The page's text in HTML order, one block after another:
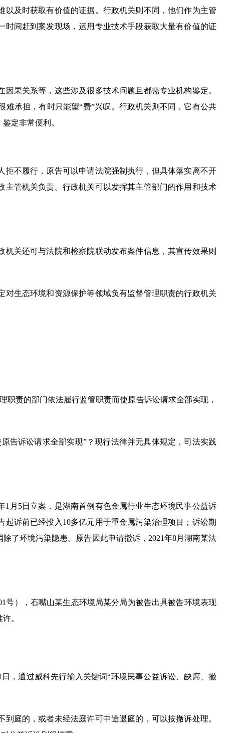
及时获取有价值的证据。行政机关则不同，他们作为主管
间赶到案发现场，运用专业技术手段获取大量有价值的证
果关系等，这些涉及很多技术问题且都需专业机构鉴定。
承担，有时只能望“费”兴叹。行政机关则不同，它有公共
定非常便利。
不履行，原告可以申请法院强制执行，但具体落实离不开
管机关负责。行政机关可以发挥其主管部门的作用和技术
关还可与法院和检察院联动发布案件信息，其宣传效果则
生态环境和资源保护等领域负有监督管理职责的行政机关
职责的部门依法履行监管职责而使原告诉讼请求全部实现，
告诉讼请求全部实现”？现行法律并无具体规定，司法实践
月5日立案，是湖南首例有色金属行业生态环境民事公益诉
诉前已经投入10多亿元用于重金属污染治理项目；诉讼期
了环境污染隐患。原告因此申请撤诉，2021年8月湖南某法
号），石嘴山某生态环境局某分局为被告出具被告环境表现
。
，通过威科先行输入关键词“环境民事公益诉讼、缺席、撤
庭的，或者未经法庭许可中途退庭的，可以按撤诉处理。